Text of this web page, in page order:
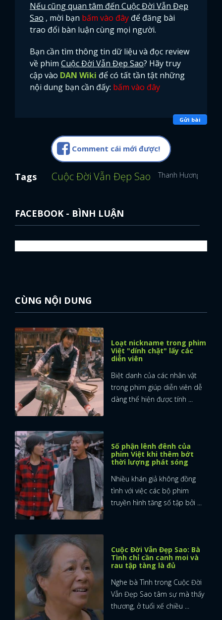
Nếu cũng quan tâm đến Cuộc Đời Vẫn Đẹp
Sao , mời bạn bấm vào đây để đăng bài
trao đổi bàn luận cùng mọi người.
Bạn cần tìm thông tin dữ liệu và đọc review
về phim Cuộc Đời Vẫn Đẹp Sao? Hãy truy
cập vào DAN Wiki để có tất tần tật những
nội dung bạn cần đấy: bấm vào đây
Gửi bài
Comment cái mới được!
Tags Cuộc Đời Vẫn Đẹp Sao Thanh Hương
FACEBOOK - BÌNH LUẬN
CÙNG NỘI DUNG
Loạt nickname trong phim
Việt "dính chặt" lấy các
diễn viên
Biệt danh của các nhân vật
trong phim giúp diễn viên dễ
dàng thể hiện được tính ...
Số phận lênh đênh của
phim Việt khi thêm bớt
thời lượng phát sóng
Nhiều khán giả không đồng
tình với việc các bộ phim
truyền hình tăng số tập bởi ...
Cuộc Đời Vẫn Đẹp Sao: Bà
Tình chỉ cần canh moi và
rau tập tàng là đủ
Nghe bà Tình trong Cuộc Đời
Vẫn Đẹp Sao tâm sự mà thấy
thương, ở tuổi xế chiều ...